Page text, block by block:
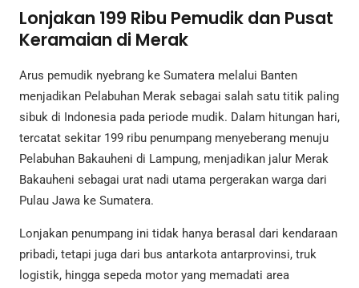
Lonjakan 199 Ribu Pemudik dan Pusat
Keramaian di Merak
Arus pemudik nyebrang ke Sumatera melalui Banten
menjadikan Pelabuhan Merak sebagai salah satu titik paling
sibuk di Indonesia pada periode mudik. Dalam hitungan hari,
tercatat sekitar 199 ribu penumpang menyeberang menuju
Pelabuhan Bakauheni di Lampung, menjadikan jalur Merak
Bakauheni sebagai urat nadi utama pergerakan warga dari
Pulau Jawa ke Sumatera.
Lonjakan penumpang ini tidak hanya berasal dari kendaraan
pribadi, tetapi juga dari bus antarkota antarprovinsi, truk
logistik, hingga sepeda motor yang memadati area